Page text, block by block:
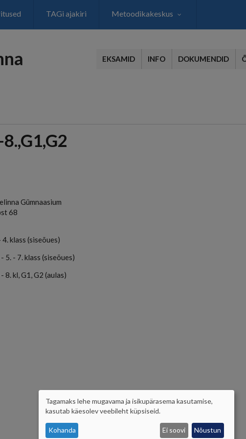
TAGi ajakiri Metoodikakeskus
EKSAMID INFO DOKUMENDID
Gümnaasium
68
klass (siseõues)
5. - 7. klass (siseõues)
8. kl, G1, G2 (aulas)
ISIKUANDMETE
JA
Tagamaks lehe mugavama ja isikupärasema kasutamise,
kasutab käesolev veebileht küpsiseid.
Kohanda Ei soovi Nõustun